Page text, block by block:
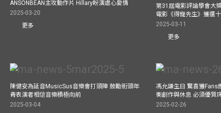
ANSONBEAN主攻動作片 Hillary盼演虐心愛情
2025-03-20
更多
第31屆電影評論學會大
電影《得寵先生》獲選
2025-03-11
更多
陳健安為延音MusicSus音樂會打頭陣 鼓勵街頭年
青表演者相信音樂積極向前
2025-03-04
馮允謙生日 驚喜獲Fans
衡創作與休息 必須優質
2025-02-26